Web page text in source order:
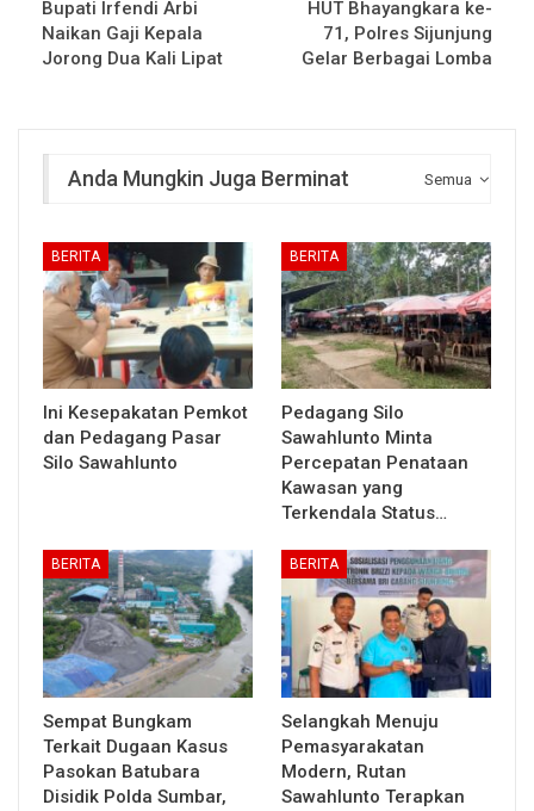
Bupati Irfendi Arbi
Naikan Gaji Kepala
Jorong Dua Kali Lipat
HUT Bhayangkara ke-
71, Polres Sijunjung
Gelar Berbagai Lomba
Semua
Anda Mungkin Juga Berminat
BERITA
Ini Kesepakatan Pemkot
dan Pedagang Pasar
Silo Sawahlunto
BERITA
Pedagang Silo
Sawahlunto Minta
Percepatan Penataan
Kawasan yang
Terkendala Status…
BERITA
Sempat Bungkam
Terkait Dugaan Kasus
Pasokan Batubara
Disidik Polda Sumbar,
BERITA
Selangkah Menuju
Pemasyarakatan
Modern, Rutan
Sawahlunto Terapkan